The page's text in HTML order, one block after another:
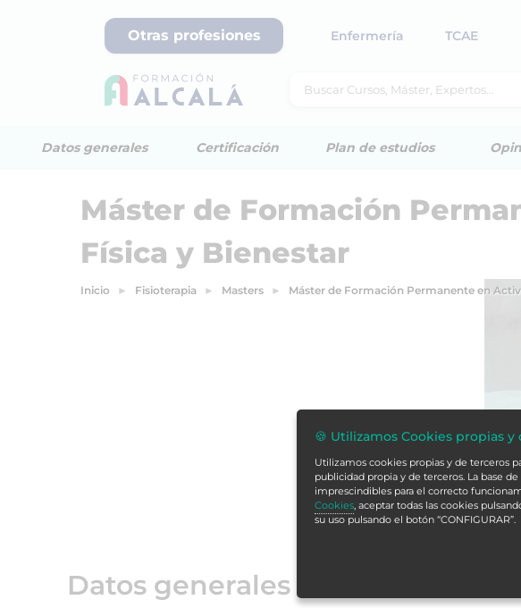
Otras profesiones Enfermería TCAE
Datos generales Certificación Plan de estudios
Máster de Formación
Física y Bienestar
Inicio Fisioterapia Masters Máster de Formación Permanente en
Datos generales
🍪 Utilizamos Cookies propias
Utilizamos cookies propias y de terceros
publicidad propia y de terceros. La base
imprescindibles para el correcto
Cookies, aceptar todas las cookies
su uso pulsando el botón “CONFIGURAR”.